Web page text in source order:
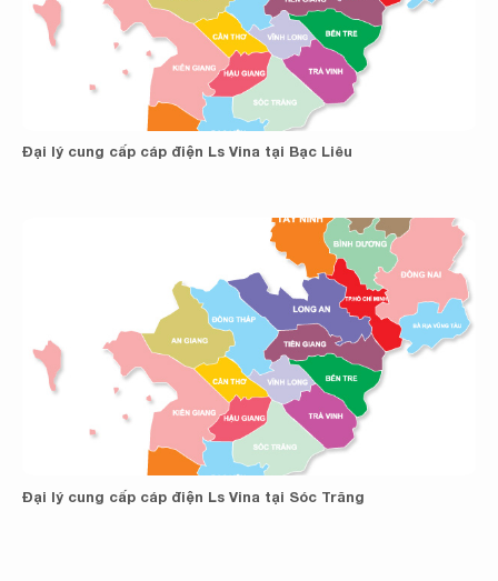
Đại lý cung cấp cáp điện Ls Vina tại Bạc Liêu
Đại lý cung cấp cáp điện Ls Vina tại Sóc Trăng